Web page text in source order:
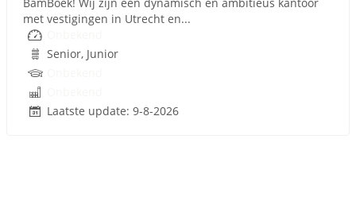
met vestigingen in Utrecht en...
Senior, Junior
Laatste update: 9-8-2026